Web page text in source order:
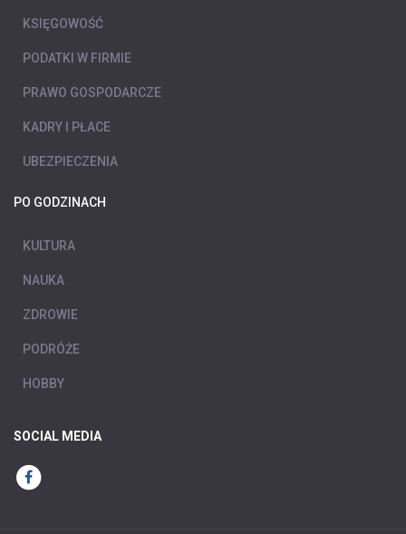
KSIĘGOWOŚĆ
PODATKI W FIRMIE
PRAWO GOSPODARCZE
KADRY I PŁACE
UBEZPIECZENIA
PO GODZINACH
KULTURA
NAUKA
ZDROWIE
PODRÓŻE
HOBBY
SOCIAL MEDIA